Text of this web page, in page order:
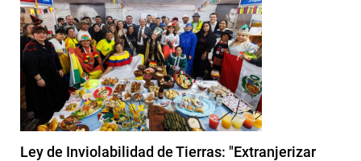
Ley de Inviolabilidad de Tierras: "Extranjerizar